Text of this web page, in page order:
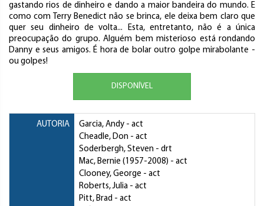
gastando rios de dinheiro e dando a maior bandeira do mundo. E
como com Terry Benedict não se brinca, ele deixa bem claro que
quer seu dinheiro de volta... Esta, entretanto, não é a única
preocupação do grupo. Alguém bem misterioso está rondando
Danny e seus amigos. É hora de bolar outro golpe mirabolante -
ou golpes!
DISPONÍVEL
AUTORIA Garcia, Andy - act
Cheadle, Don - act
Soderbergh, Steven - drt
Mac, Bernie (1957-2008) - act
Clooney, George - act
Roberts, Julia - act
Pitt, Brad - act